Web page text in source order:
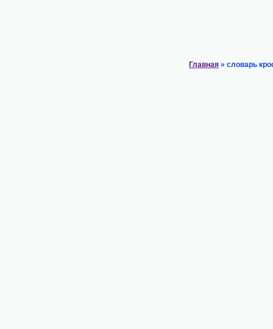
Главная » словарь